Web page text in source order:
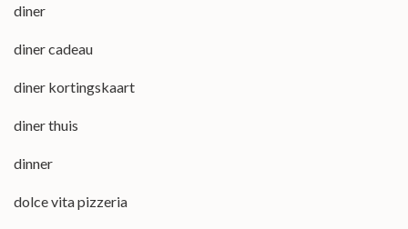
diner
diner cadeau
diner kortingskaart
diner thuis
dinner
dolce vita pizzeria